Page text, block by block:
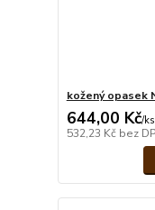
kožený opasek
644,00 Kč/ks
532,23 Kč bez